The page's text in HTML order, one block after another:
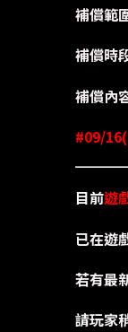
補償範
補償時
補償內
#09/
目前遊
已在遊
若有最
請玩家